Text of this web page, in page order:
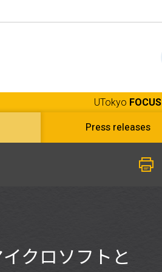
UTokyo FOCUS
Press releases
クロソフトと